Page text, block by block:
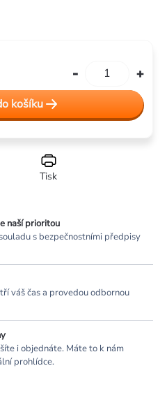
Tisk
košíku
naší prioritou
s bezpečnostními předpisy
váš čas a provedou odbornou
i objednáte. Máte to k nám
prohlídce.